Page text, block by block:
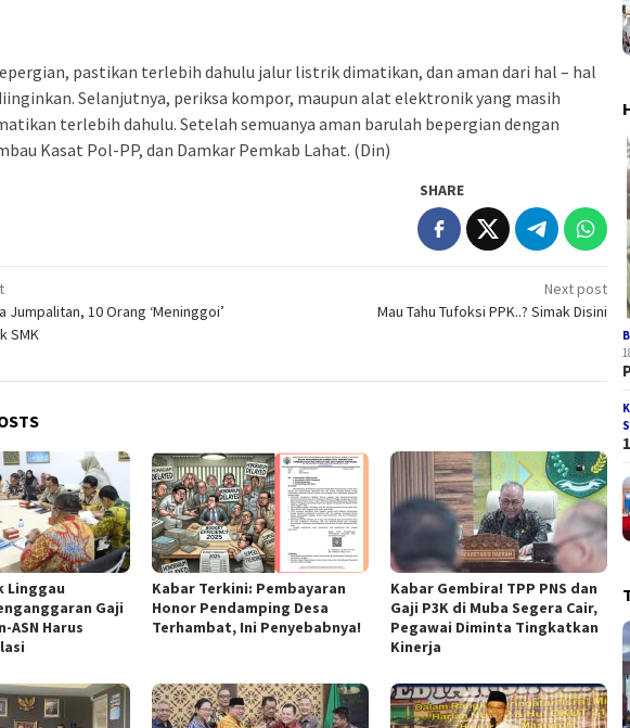
pastikan terlebih dahulu jalur listrik dimatikan, dan aman dari hal – hal
Selanjutnya, periksa kompor, maupun alat elektronik yang masih
terlebih dahulu. Setelah semuanya aman barulah bepergian dengan
Kasat Pol-PP, dan Damkar Pemkab Lahat. (Din)
SHARE
Jumpalitan, 10 Orang ‘Meninggoi’
SMK
Next post
Mau Tahu Tufoksi PPK..? Simak Disini
Linggau
Gaji
ASN Harus
Kabar Terkini: Pembayaran
Honor Pendamping Desa
Terhambat, Ini Penyebabnya!
Kabar Gembira! TPP PNS dan
Gaji P3K di Muba Segera Cair,
Pegawai Diminta Tingkatkan
Kinerja